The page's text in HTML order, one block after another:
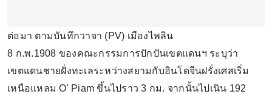
ต่อมา ตามบันทึกวาจา (PV) เมืองไพลิน
8 ก.พ.1908 ของคณะกรรมการปักปันเขตแดนฯ ระบุว่า
เขตแดนชายฝั่งทะเลระหว่างสยามกับอินโดจีนฝรั่งเศสเริ่ม
เหนือแหลม O' Piam ขึ้นไปราว 3 กม. จากนั้นไปเนิน 192